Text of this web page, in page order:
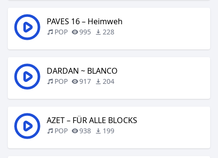
PAVES 16 – Heimweh
POP 995 228
DARDAN ~ BLANCO
POP 917 204
AZET – FÜR ALLE BLOCKS
POP 938 199